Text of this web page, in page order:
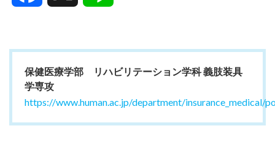
保健医療学部 リハビリテーション学科 義肢装具
学専攻
https://www.human.ac.jp/department/insurance_medical/